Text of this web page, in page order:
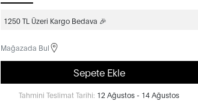
1250 TL Üzeri Kargo Bedava 🎉
Mağazada Bul
Sepete Ekle
Tahmini Teslimat Tarihi: 12 Ağustos - 14 Ağustos